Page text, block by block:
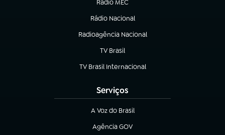
Rádio MEC
(abre em nova aba)
Rádio Nacional
Radioagência Nacional
(abre em nova aba)
TV Brasil
(abre em nova aba)
TV Brasil Internacional
(abre em nova aba)
Serviços
A Voz do Brasil
(abre em nova aba)
Agência GOV
(abre em nova aba)